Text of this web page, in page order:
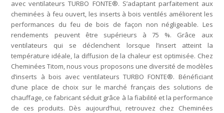
avec ventilateurs TURBO FONTE®. S’adaptant parfaitement aux
cheminées à feu ouvert, les inserts à bois ventilés améliorent les
performances du feu de bois de façon non négligeable. Les
rendements peuvent être supérieurs à 75 %. Grâce aux
ventilateurs qui se déclenchent lorsque l’insert atteint la
température idéale, la diffusion de la chaleur est optimisée. Chez
Cheminées Titom, nous vous proposons une diversité de modèles
d’inserts à bois avec ventilateurs TURBO FONTE®. Bénéficiant
d’une place de choix sur le marché français des solutions de
chauffage, ce fabricant séduit grâce à la fiabilité et la performance
de ces produits. Dès aujourd’hui, retrouvez chez Cheminées